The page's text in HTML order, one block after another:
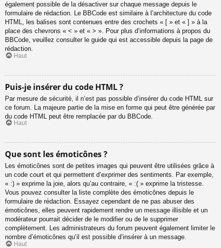
également possible de la désactiver sur chaque message depuis le
formulaire de rédaction. Le BBCode est similaire à l’architecture du code
HTML, les balises sont contenues entre des crochets « [ » et « ] » à la
place des chevrons « < » et « > ». Pour plus d’informations à propos du
BBCode, veuillez consulter le guide qui est accessible depuis la page de
rédaction.
Haut
Puis-je insérer du code HTML ?
Par mesure de sécurité, il n’est pas possible d’insérer du code HTML sur
ce forum. La majeure partie de la mise en forme qui peut être générée par
du code HTML peut être remplacée par du BBCode.
Haut
Que sont les émoticônes ?
Les émoticônes sont de petites images qui peuvent être utilisées grâce à
un code court et qui permettent d’exprimer des sentiments. Par exemple,
« :) » exprime la joie, alors qu’au contraire, « :( » exprime la tristesse.
Vous pouvez consulter la liste complète des émoticônes depuis le
formulaire de rédaction. Essayez cependant de ne pas abuser des
émoticônes, elles peuvent rapidement rendre un message illisible et un
modérateur pourrait décider de le modifier ou de le supprimer
complètement. Les administrateurs du forum peuvent également limiter le
nombre d’émoticônes qu’il est possible d’insérer à un message.
Haut